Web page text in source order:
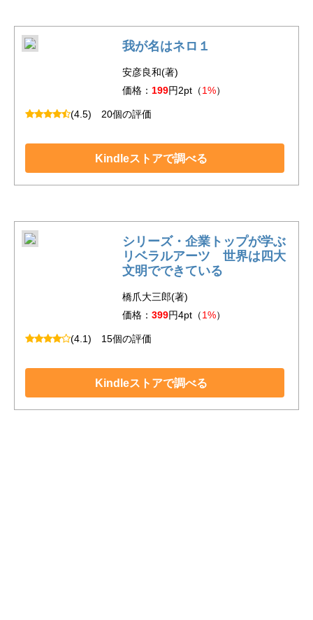
我が名はネロ１
安彦良和(著)
価格： 199円2pt（1%）
(4.5) 20個の評価
Kindleストアで調べる
シリーズ・企業トップが学ぶ
リベラルアーツ 世界は四大
文明でできている
橋爪大三郎(著)
価格： 399円4pt（1%）
(4.1) 15個の評価
Kindleストアで調べる